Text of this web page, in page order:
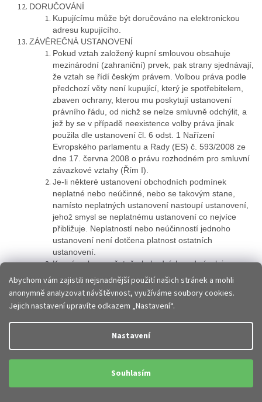
Abychom vám zajistili nejsnadnější použití našich stránek a mohli
anonymně analyzovat návštěvnost, využíváme soubory cookies.
Jejich nastavení upravíte odkazem „Nastavení“.
Nastavení
Souhlasím
DORUČOVÁNÍ
Kupujícímu může být doručováno na elektronickou
adresu kupujícího.
ZÁVĚREČNÁ USTANOVENÍ
Pokud vztah založený kupní smlouvou obsahuje
mezinárodní (zahraniční) prvek, pak strany sjednávají,
že vztah se řídí českým právem. Volbou práva podle
předchozí věty není kupující, který je spotřebitelem,
zbaven ochrany, kterou mu poskytují ustanovení
právního řádu, od nichž se nelze smluvně odchýlit, a
jež by se v případě neexistence volby práva jinak
použila dle ustanovení čl. 6 odst. 1 Nařízení
Evropského parlamentu a Rady (ES) č. 593/2008 ze
dne 17. června 2008 o právu rozhodném pro smluvní
závazkové vztahy (Řím I).
Je-li některé ustanovení obchodních podmínek
neplatné nebo neúčinné, nebo se takovým stane,
namísto neplatných ustanovení nastoupí ustanovení,
jehož smysl se neplatnému ustanovení co nejvíce
přibližuje. Neplatností nebo neúčinností jednoho
ustanovení není dotčena platnost ostatních
ustanovení.
Kupní smlouva včetně obchodních podmínek je
archivována prodávajícím v elektronické podobě a
není přístupná.
Přílohu obchodních podmínek tvoří vzorový formulář
pro odstoupení od kupní smlouvy.
Kontaktní údaje prodávajícího: adresa sídla JHM
Online Store s.r.o., Těšínská 365, 735 14 Orlová-
prostředek on-line komunikace.
Tyto OP nabývají účinnosti 05.01.2023